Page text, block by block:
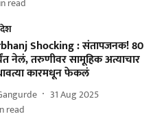
Shocking : संतापजनक! 80
नेलं, तरुणीवर सामूहिक अत्याचार
कारमधून फेकलं
31 Aug 2025
read